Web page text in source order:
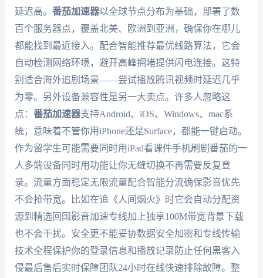
延迟高。 番茄加速器以全球节点分布为基础，部署了数
百个服务器点，覆盖北美、欧洲到亚洲，确保你在哪儿
都能找到最近接入。配合智能推荐最优线路算法，它会
自动检测网络环境，避开高峰拥堵提供闪电连接。这特
别适合海外追剧场景——尝试播放腾讯视频时延迟几乎
为零。另外设备兼容性是另一大卖点。许多人忽略这
点： 番茄加速器支持Android、iOS、Windows、mac系
统，意味着不管你用iPhone还是Surface，都能一键启动。
作为留学生可能需要同时用iPad看课件手机刷剧番茄的一
人多端设备同时用功能让你无缝切换不再需要反复登
录。流量方面稳定无限流量配合智能分流确保影音优先
不会抢带宽。比如在追《人间烟火》时它会自动分配资
源到精选回国影音加速专线加上独享100M带宽背景下载
也不会干扰。安全更不能妥协数据安全加密和专线传输
技术全程保护你的登录信息和播放记录防止任何黑客入
侵最后售后实时保障团队24小时在线快速排除故障。整